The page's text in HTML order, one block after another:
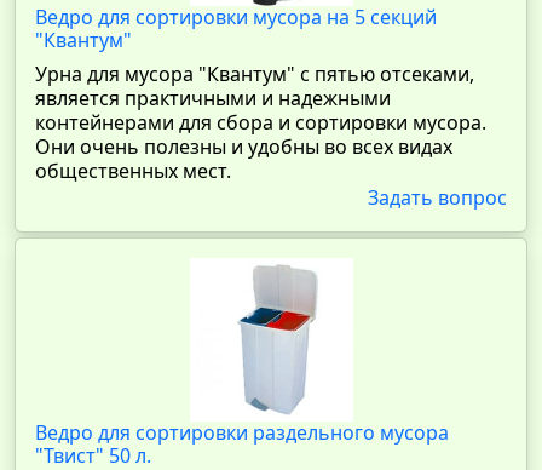
Ведро для сортировки мусора на 5 секций
"Квантум"
Урна для мусора "Квантум" с пятью отсеками,
является практичными и надежными
контейнерами для сбора и сортировки мусора.
Они очень полезны и удобны во всех видах
общественных мест.
Задать вопрос
Ведро для сортировки раздельного мусора
"Твист" 50 л.